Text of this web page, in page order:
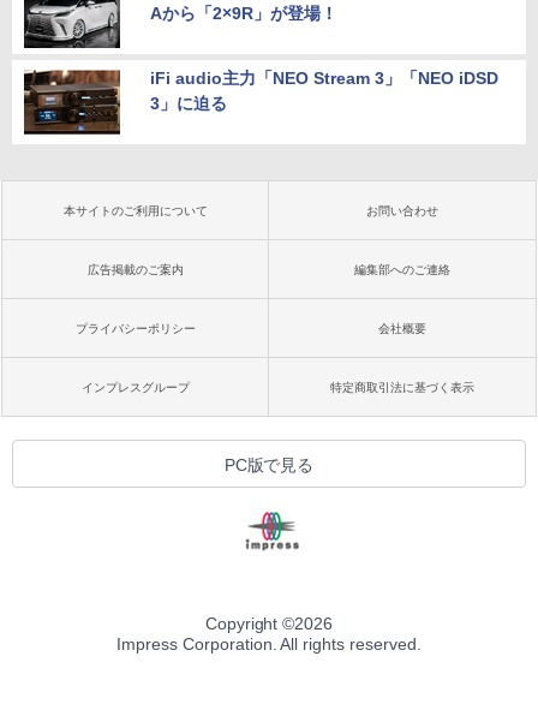
Aから「2×9R」が登場！
iFi audio主力「NEO Stream 3」「NEO iDSD
3」に迫る
本サイトのご利用について お問い合わせ
広告掲載のご案内 編集部へのご連絡
プライバシーポリシー 会社概要
インプレスグループ 特定商取引法に基づく表示
PC版で見る
Copyright ©2026
Impress Corporation. All rights reserved.